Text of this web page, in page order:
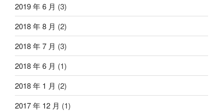
2019 年 6 月 (3)
2018 年 8 月 (2)
2018 年 7 月 (3)
2018 年 6 月 (1)
2018 年 1 月 (2)
2017 年 12 月 (1)